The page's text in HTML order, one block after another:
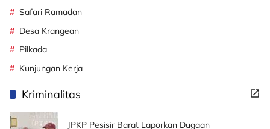
Safari Ramadan
Desa Krangean
Pilkada
Kunjungan Kerja
Kriminalitas
JPKP Pesisir Barat Laporkan Dugaan